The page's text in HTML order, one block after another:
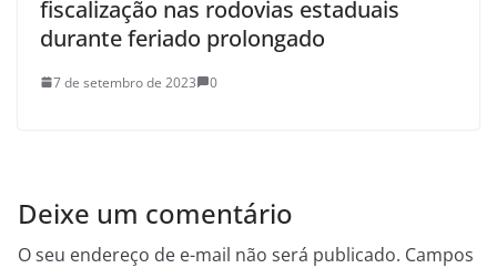
fiscalização nas rodovias estaduais
durante feriado prolongado
7 de setembro de 2023 0
Deixe um comentário
O seu endereço de e-mail não será publicado. Campos